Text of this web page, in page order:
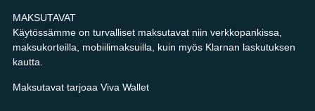
MAKSUTAVAT
Käytössämme on turvalliset maksutavat niin verkkopankissa,
maksukorteilla, mobiilimaksuilla, kuin myös Klarnan laskutuksen
kautta.
Maksutavat tarjoaa Viva Wallet